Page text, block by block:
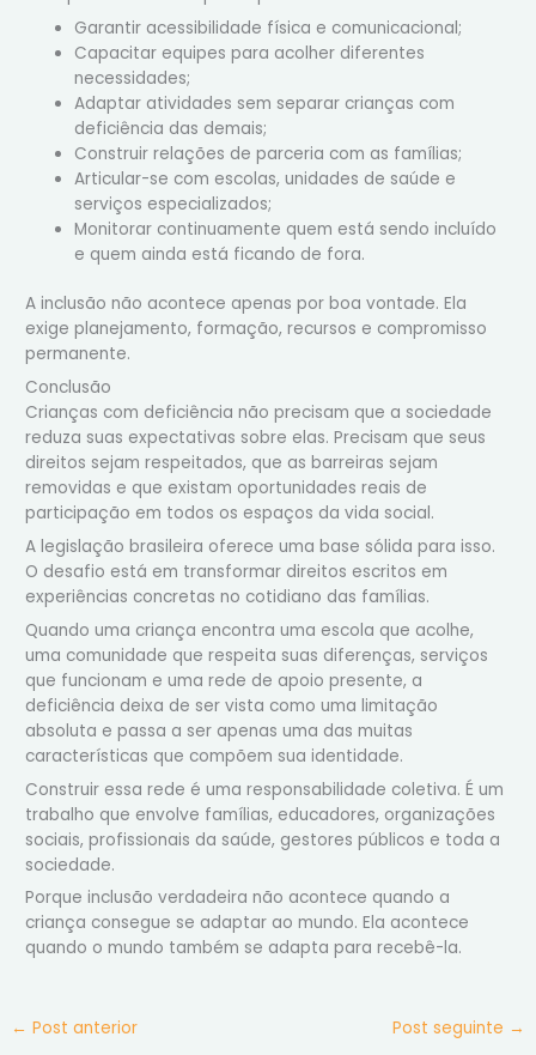
Garantir acessibilidade física e comunicacional;
Capacitar equipes para acolher diferentes
necessidades;
Adaptar atividades sem separar crianças com
deficiência das demais;
Construir relações de parceria com as famílias;
Articular-se com escolas, unidades de saúde e
serviços especializados;
Monitorar continuamente quem está sendo incluído
e quem ainda está ficando de fora.
A inclusão não acontece apenas por boa vontade. Ela
exige planejamento, formação, recursos e compromisso
permanente.
Conclusão
Crianças com deficiência não precisam que a sociedade
reduza suas expectativas sobre elas. Precisam que seus
direitos sejam respeitados, que as barreiras sejam
removidas e que existam oportunidades reais de
participação em todos os espaços da vida social.
A legislação brasileira oferece uma base sólida para isso.
O desafio está em transformar direitos escritos em
experiências concretas no cotidiano das famílias.
Quando uma criança encontra uma escola que acolhe,
uma comunidade que respeita suas diferenças, serviços
que funcionam e uma rede de apoio presente, a
deficiência deixa de ser vista como uma limitação
absoluta e passa a ser apenas uma das muitas
características que compõem sua identidade.
Construir essa rede é uma responsabilidade coletiva. É um
trabalho que envolve famílias, educadores, organizações
sociais, profissionais da saúde, gestores públicos e toda a
sociedade.
Porque inclusão verdadeira não acontece quando a
criança consegue se adaptar ao mundo. Ela acontece
quando o mundo também se adapta para recebê-la.
← Post anterior Post seguinte →